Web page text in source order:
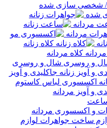
شده
مردانه
مردانه
کلاه زنانه
کلاه مردانه
شال و روسری
جاکلیدی و آویز
اکسسوری لباس کاستوم
و آویز مردانه
ساعت
و اکسسوری مردانه
لوازم